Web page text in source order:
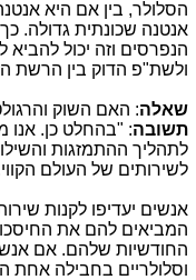
הסלולר, בין אם היא
אנטנה שכונתית גדולה.
הנפרסים וזה יכול
ולשת"פ הדוק בין הרשת
שאלה: האם השוק
תשובה: "בהחלט כן. אנו
לתהליך ההתמזגות
לשירותים של העולם
אנשים יעדיפו לקנות
המביאים להם את
החודשיות שלהם. אם
וסלולריים בחבילה אחת